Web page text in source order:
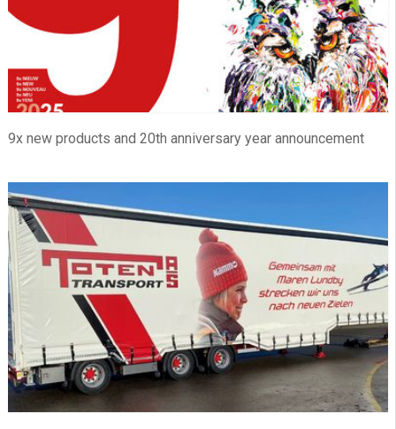
9x new products and 20th anniversary year announcement